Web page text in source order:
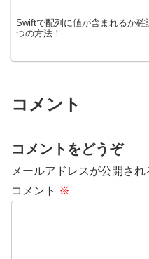
Swiftで配列に値が含まれるか確
つの方法！
コメント
コメントをどうぞ
メールアドレスが公開され
コメント ※